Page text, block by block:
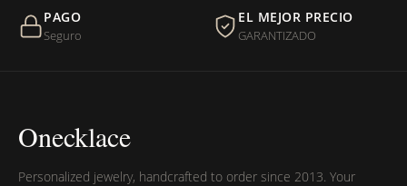
¿Sus productos son libres de níquel?
PAGO
Seguro
EL MEJOR PRECIO
GARANTIZADO
Onecklace
Personalized jewelry, handcrafted to order since 2013. Your